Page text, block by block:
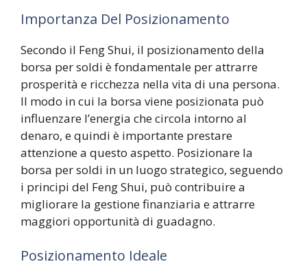
Importanza Del Posizionamento
Secondo il Feng Shui, il posizionamento della
borsa per soldi è fondamentale per attrarre
prosperità e ricchezza nella vita di una persona.
Il modo in cui la borsa viene posizionata può
influenzare l’energia che circola intorno al
denaro, e quindi è importante prestare
attenzione a questo aspetto. Posizionare la
borsa per soldi in un luogo strategico, seguendo
i principi del Feng Shui, può contribuire a
migliorare la gestione finanziaria e attrarre
maggiori opportunità di guadagno.
Posizionamento Ideale